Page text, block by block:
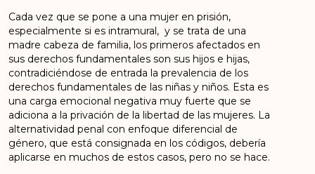
Cada vez que se pone a una mujer en prisión,
especialmente si es intramural, y se trata de una
madre cabeza de familia, los primeros afectados en
sus derechos fundamentales son sus hijos e hijas,
contradiciéndose de entrada la prevalencia de los
derechos fundamentales de las niñas y niños. Esta es
una carga emocional negativa muy fuerte que se
adiciona a la privación de la libertad de las mujeres. La
alternatividad penal con enfoque diferencial de
género, que está consignada en los códigos, debería
aplicarse en muchos de estos casos, pero no se hace.